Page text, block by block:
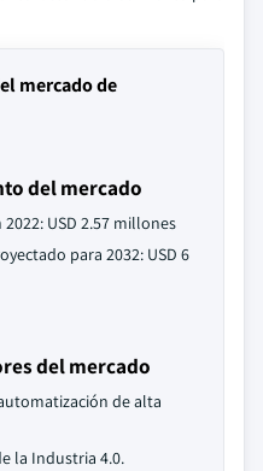
mercado de
del mercado
USD 2.57 millones
para 2032: USD 6
del mercado
de alta
la Industria 4.0.